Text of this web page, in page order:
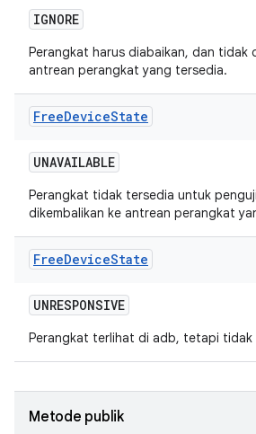
IGNORE
Perangkat harus diabaikan, dan tidak
antrean perangkat yang tersedia.
FreeDeviceState
UNAVAILABLE
Perangkat tidak tersedia untuk
dikembalikan ke antrean perangkat
FreeDeviceState
UNRESPONSIVE
Perangkat terlihat di adb, tetapi tidak
Metode publik